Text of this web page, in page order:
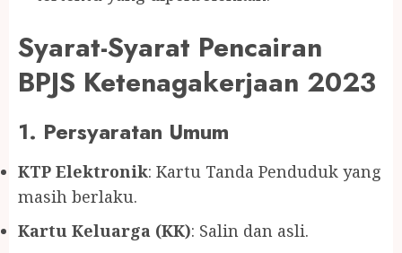
Syarat-Syarat Pencairan
BPJS Ketenagakerjaan 2023
1. Persyaratan Umum
KTP Elektronik: Kartu Tanda Penduduk yang
masih berlaku.
Kartu Keluarga (KK): Salin dan asli.